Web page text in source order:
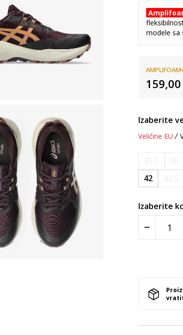
modele sa
159,00
Izaberite
Veličine EU
42
Izaberite